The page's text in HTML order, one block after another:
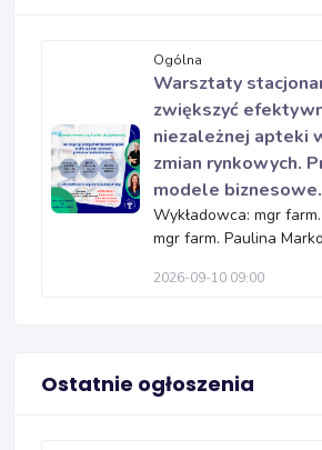
Ogólna
Warsztaty
zwiększyć
niezależnej apteki
zmian rynkowych.
modele biznesowe.
Wykładowca: mgr
mgr farm. Paulina
2026-09-10 09:00
Ostatnie ogłoszenia